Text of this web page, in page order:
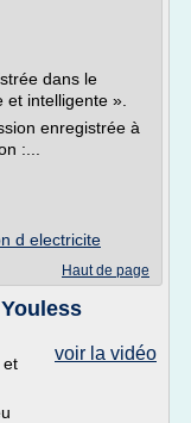
dans le
intelligente ».
enregistrée à
:...
d electricite
Haut de page
voir la vidéo
et